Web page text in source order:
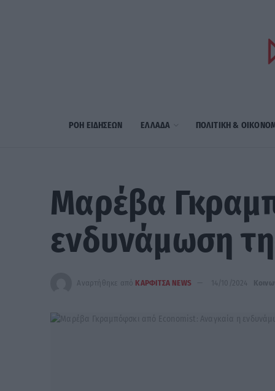
ΡΟΗ ΕΙΔΗΣΕΩΝ ΕΛΛΑΔΑ ΠΟΛΙΤΙΚΗ &
Μαρέβα
ενδυνάμωση
Αναρτήθηκε από ΚΑΡΦΙΤΣΑ NEWS 14/10/2024